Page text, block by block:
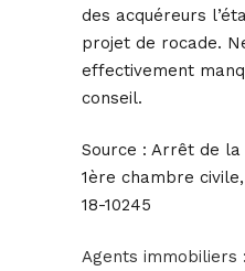
des acquéreurs
projet de rocade.
effectivement
conseil.
Source : Arrêt de la
1ère chambre
18-10245
Agents immobiliers